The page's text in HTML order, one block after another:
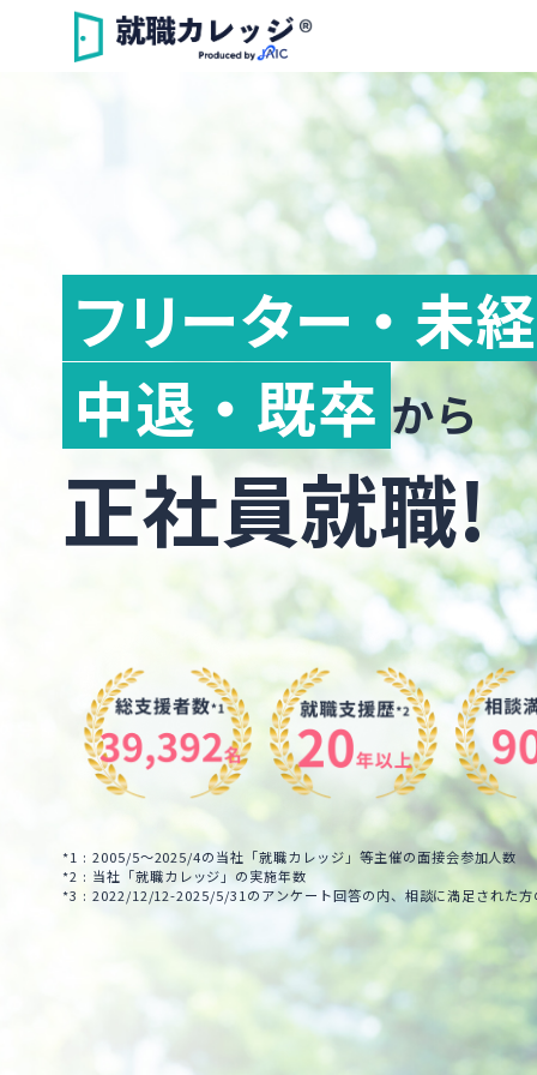
フリーター ・ 未
中退 ・ 既卒 から
正社員就職!
*1 : 2005/5～2025/4の当社「就職カレッジ」等主催の面接会参加人数
*2 : 当社「就職カレッジ」の実施年数
*3 : 2022/12/12-2025/5/31のアンケート回答の内、相談に満足された方